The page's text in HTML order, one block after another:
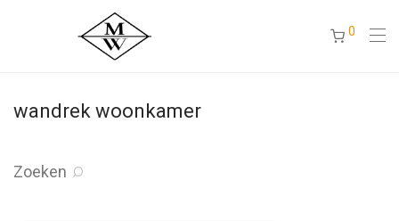
0
wandrek woonkamer
Zoeken